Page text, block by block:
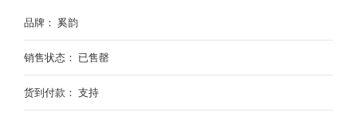
品牌： 奚韵
销售状态： 已售罄
货到付款： 支持